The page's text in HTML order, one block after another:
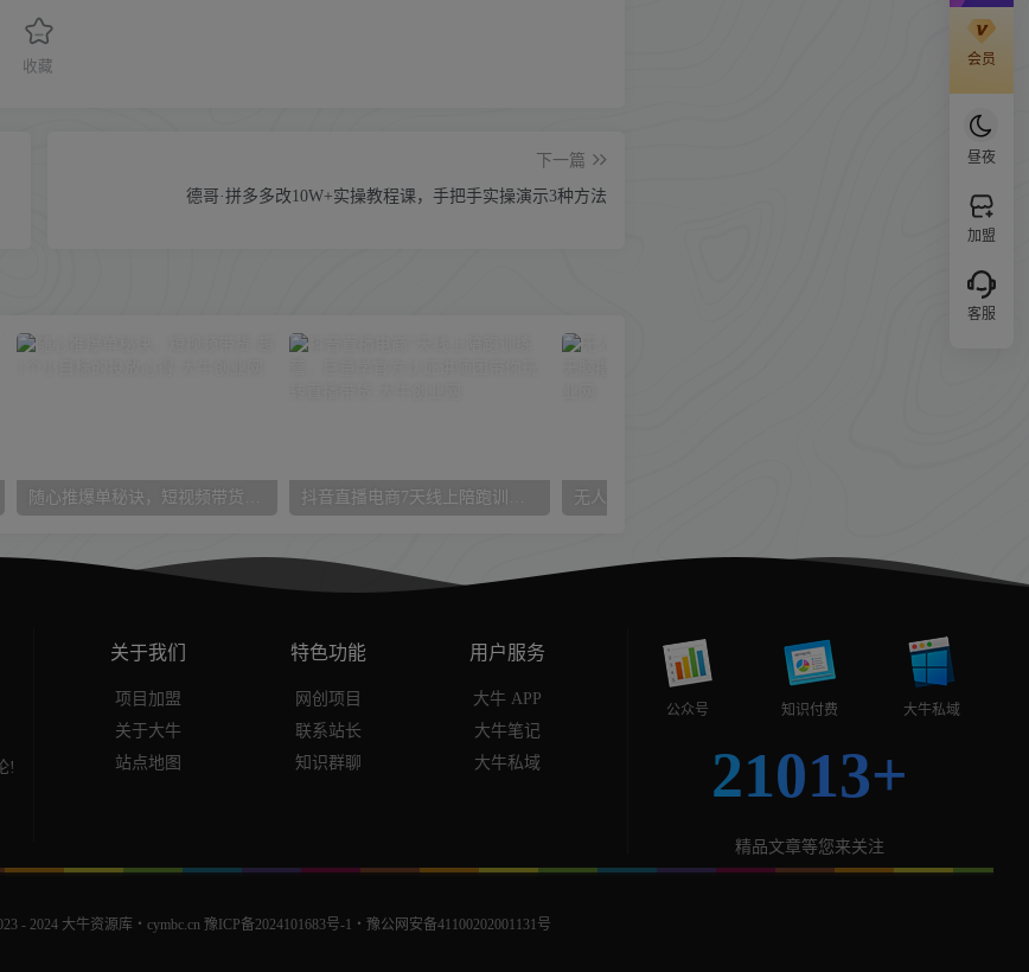
会员
昼夜
加盟
客服
收藏
下一篇
德哥·拼多多改10W+实操教程课，手把手实操演示3种方法
!
关于我们
项目加盟
关于大牛
站点地图
特色功能
网创项目
联系站长
知识群聊
用户服务
大牛 APP
大牛笔记
大牛私域
公众号 知识付费 大牛私域
21013+
精品文章等您来关注
- 2024 大牛资源库・cymbc.cn 豫ICP备2024101683号-1 ・ 豫公网安备41100202001131号